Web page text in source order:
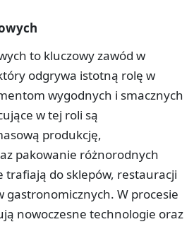
to kluczowy zawód w
odgrywa istotną rolę w
wygodnych i smacznych
w tej roli są
produkcję,
pakowanie różnorodnych
trafiają do sklepów, restauracji
gastronomicznych. W procesie
nowoczesne technologie oraz